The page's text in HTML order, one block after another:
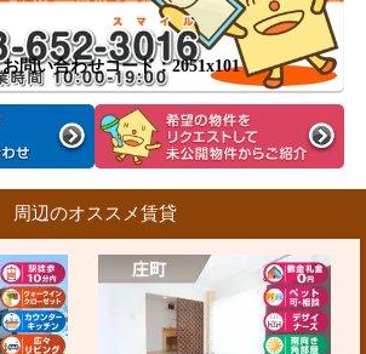
お問い合わせコード：2051x101
周辺のオススメ賃貸